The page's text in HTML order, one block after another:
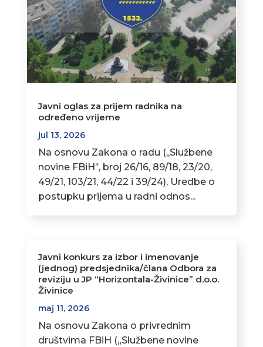
Javni oglas za prijem radnika na
određeno vrijeme
jul 13, 2026
Na osnovu Zakona o radu (,,Službene
novine FBiH’’, broj 26/16, 89/18, 23/20,
49/21, 103/21, 44/22 i 39/24), Uredbe o
postupku prijema u radni odnos...
Javni konkurs za izbor i imenovanje
(jednog) predsjednika/člana Odbora za
reviziju u JP “Horizontala-Živinice” d.o.o.
Živinice
maj 11, 2026
Na osnovu Zakona o privrednim
društvima FBiH („Službene novine